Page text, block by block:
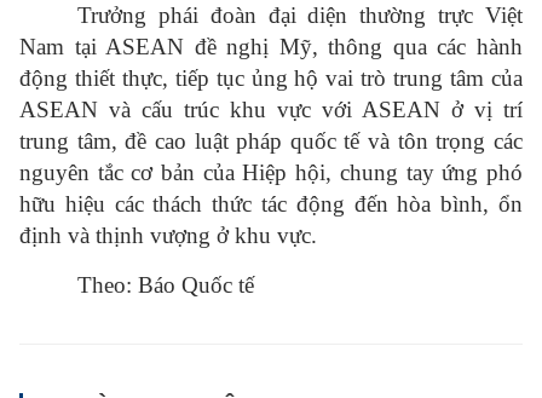
Trưởng phái đoàn đại diện thường trực Việt
Nam tại ASEAN đề nghị Mỹ, thông qua các hành
động thiết thực, tiếp tục ủng hộ vai trò trung tâm của
ASEAN và cấu trúc khu vực với ASEAN ở vị trí
trung tâm, đề cao luật pháp quốc tế và tôn trọng các
nguyên tắc cơ bản của Hiệp hội, chung tay ứng phó
hữu hiệu các thách thức tác động đến hòa bình, ổn
định và thịnh vượng ở khu vực.
Theo: Báo Quốc tế